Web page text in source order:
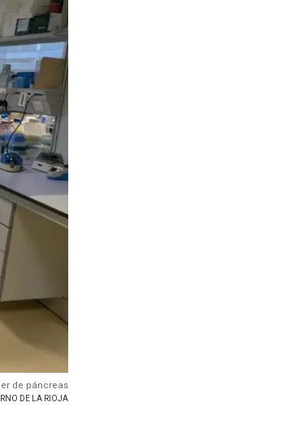
de páncreas
DE LA RIOJA